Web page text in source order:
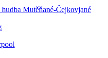
Mutěňané-Čejkovjané